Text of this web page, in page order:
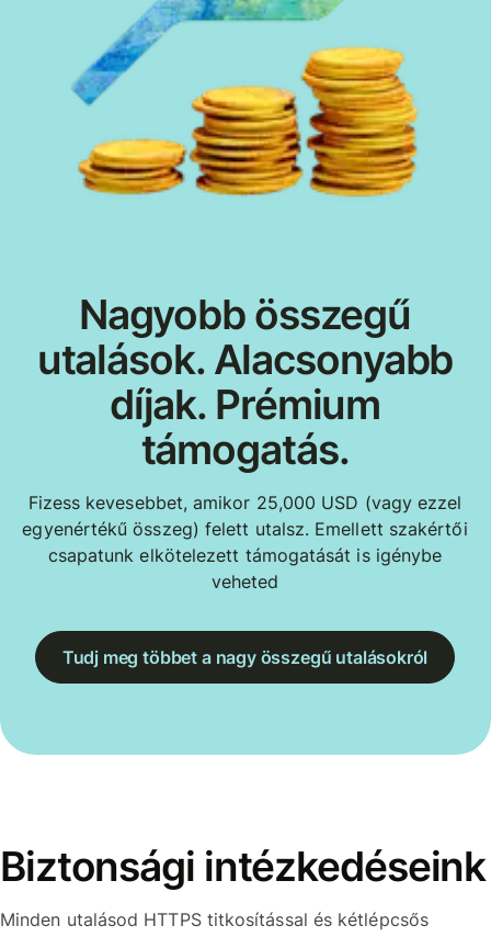
Nagyobb összegű
utalások. Alacsonyabb
díjak. Prémium
támogatás.
Fizess kevesebbet, amikor 25,000 USD (vagy ezzel
egyenértékű összeg) felett utalsz. Emellett szakértői
csapatunk elkötelezett támogatását is igénybe
veheted
Tudj meg többet a nagy összegű utalásokról
Biztonsági intézkedéseink
Minden utalásod HTTPS titkosítással és kétlépcsős